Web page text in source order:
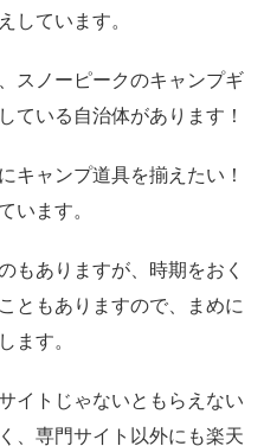
しています。
スノーピークのキャンプギ
ている自治体があります！
キャンプ道具を揃えたい！
います。
もありますが、時期をおく
ともありますので、まめに
ます。
イトじゃないともらえない
、専門サイト以外にも楽天